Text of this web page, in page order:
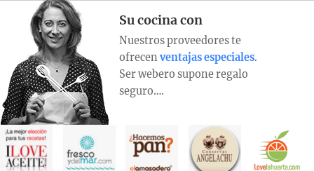
Su cocina con
Nuestros proveedores te
ofrecen ventajas especiales.
Ser webero supone regalo
seguro….